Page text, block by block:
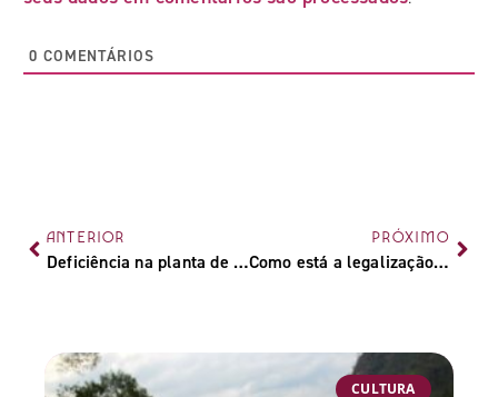
0 COMENTÁRIOS
ANTERIOR
Deficiência na planta de cannabis: O que fazer e como prevenir?
PRÓXIMO
Como está a legalização da maconha no Brasil em 2025?
CULTURA